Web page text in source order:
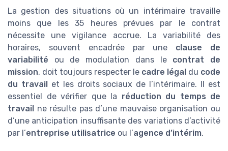
La gestion des situations où un intérimaire travaille
moins que les 35 heures prévues par le contrat
nécessite une vigilance accrue. La variabilité des
horaires, souvent encadrée par une clause de
variabilité ou de modulation dans le contrat de
mission, doit toujours respecter le cadre légal du code
du travailet les droits sociaux de l’intérimaire. Il est
essentiel de vérifier que la réduction du temps de
travail ne résulte pas d’une mauvaise organisation ou
d’une anticipation insuffisante des variations d’activité
par l’entreprise utilisatrice ou l’agence d’intérim.